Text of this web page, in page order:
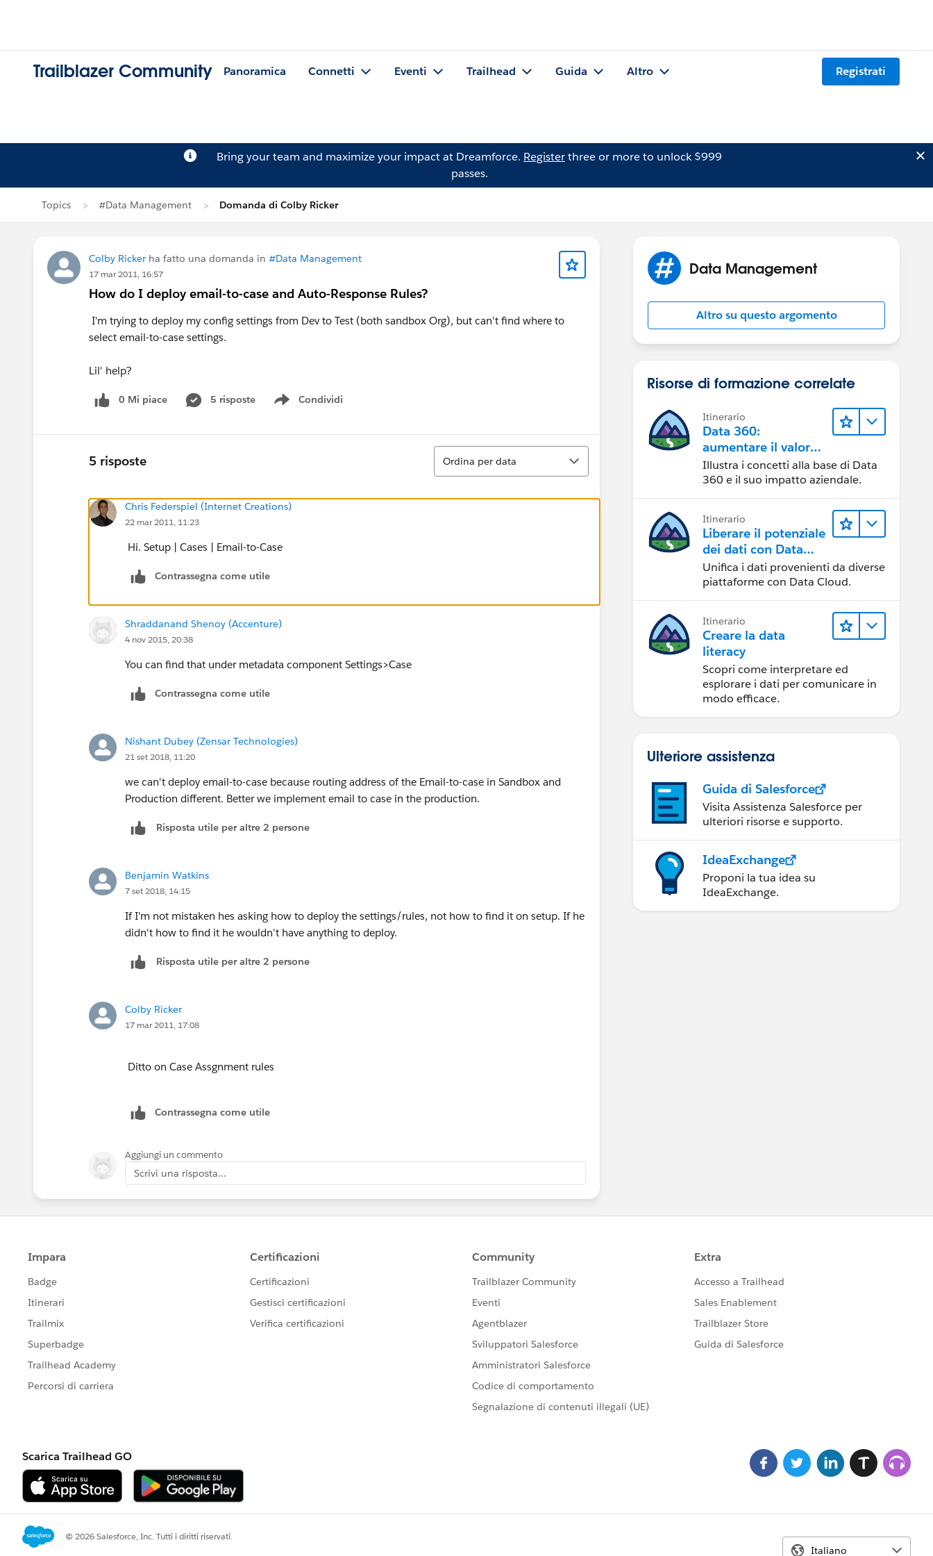
Trailblazer Community Panoramica Connetti Eventi Trailhead Guida Altro Registrati
Bring your team and maximize your impact at Dreamforce. Registerthree or more to unlock $999
passes.
Topics #Data Management Domanda di Colby Ricker
Colby Ricker ha fatto una domanda in #Data Management
17 mar 2011, 16:57
How do I deploy email-to-case and Auto-Response Rules?
I'm trying to deploy my config settings from Dev to Test (both sandbox Org), but can't find where to
select email-to-case settings.
Lil' help?
0 Mi piace 5 risposte Condividi
Show menu
5 risposte
Ordina
Ordina per data
Chris Federspiel (Internet Creations)
22 mar 2011, 11:23
Hi. Setup | Cases | Email-to-Case
Contrassegna come utile
Shraddanand Shenoy (Accenture)
4 nov 2015, 20:38
You can find that under metadata component Settings>Case
Contrassegna come utile
Nishant Dubey (Zensar Technologies)
21 set 2018, 11:20
we can't deploy email-to-case because routing address of the Email-to-case in Sandbox and
Production different. Better we implement email to case in the production.
Risposta utile per altre 2 persone
Benjamin Watkins
7 set 2018, 14:15
If I'm not mistaken hes asking how to deploy the settings/rules, not how to find it on setup. If he
didn't how to find it he wouldn't have anything to deploy.
Risposta utile per altre 2 persone
Colby Ricker
17 mar 2011, 17:08
Ditto on Case Assgnment rules
Contrassegna come utile
Aggiungi un commento
Scrivi una risposta...
Data Management
Altro su questo argomento
Risorse di formazione correlate
Itinerario
Data 360:
aumentare il valore
dei dati
Illustra i concetti alla base di Data
360 e il suo impatto aziendale.
Itinerario
Liberare il potenziale
dei dati con Data
Cloud
Unifica i dati provenienti da diverse
piattaforme con Data Cloud.
Itinerario
Creare la data
literacy
Scopri come interpretare ed
esplorare i dati per comunicare in
modo efficace.
Ulteriore assistenza
Guida di Salesforce
Visita Assistenza Salesforce per
ulteriori risorse e supporto.
IdeaExchange
Proponi la tua idea su
IdeaExchange.